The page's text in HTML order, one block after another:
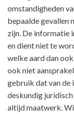
omstandigheden
bepaalde gevallen
zijn. De informatie
en dient niet te
welke aard dan
ook niet
gebruik dat van
deskundig juridisch
altijd maatwerk.